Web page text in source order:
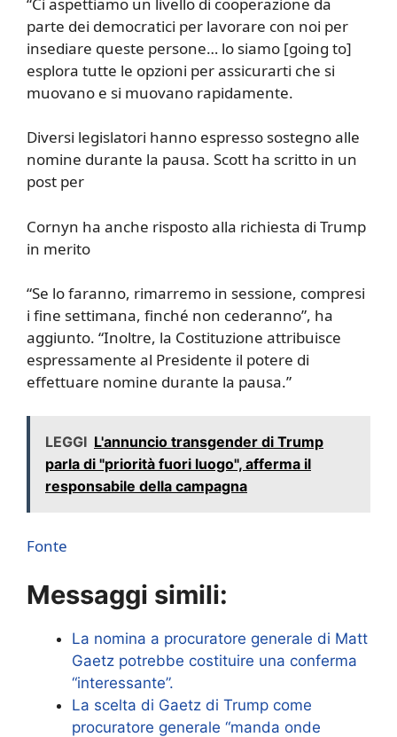
parte dei democratici per lavorare con noi per
insediare queste persone… lo siamo [going to]
esplora tutte le opzioni per assicurarti che si
muovano e si muovano rapidamente.
Diversi legislatori hanno espresso sostegno alle
nomine durante la pausa. Scott ha scritto in un
post per
Cornyn ha anche risposto alla richiesta di Trump
in merito
“Se lo faranno, rimarremo in sessione, compresi
i fine settimana, finché non cederanno”, ha
aggiunto. “Inoltre, la Costituzione attribuisce
espressamente al Presidente il potere di
effettuare nomine durante la pausa.”
LEGGI L'annuncio transgender di Trump
parla di "priorità fuori luogo", afferma il
responsabile della campagna
Fonte
Messaggi simili:
La nomina a procuratore generale di Matt
Gaetz potrebbe costituire una conferma
“interessante”.
La scelta di Gaetz di Trump come
procuratore generale “manda onde